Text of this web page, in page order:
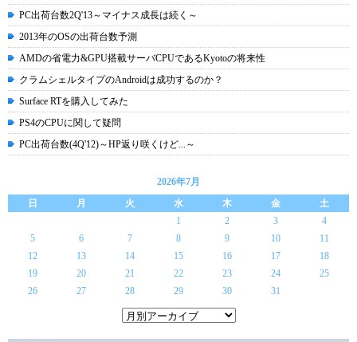
PC出荷台数2Q'13～マイナス成長は続く～
2013年のOSの出荷台数予測
AMDの省電力&GPU搭載サーバCPUであるKyotoの将来性
クラムシェルタイプのAndroidは成功するのか？
Surface RTを購入してみた
PS4のCPUに関して疑問
PC出荷台数(4Q'12)～HP返り咲くけど...～
2026年7月
日
月 火 水 木 金
土
1
2 3
4
5
6 7 8 9 10
11
12
13 14 15 16 17
18
19
20 21 22 23 24
25
26
27 28 29 30 31